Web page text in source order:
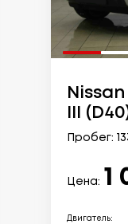
III
Пробег:
Цена: 1
Двигатель: